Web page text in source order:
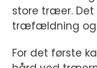
store træer.
træfældning og
For det første